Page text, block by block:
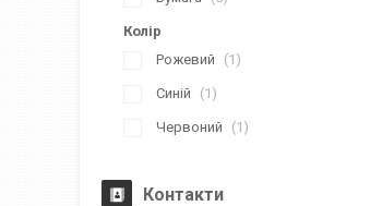
Колір
Рожевий
1
Синій 1
Червоний 1
Контакти